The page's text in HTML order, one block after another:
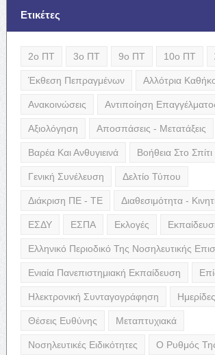
Ετικέτες
2ο ΠΤ 3ο ΠΤ 9ο ΠΤ 10ο ΠΤ
Έκθεση Πεπραγμένων Αλλότρια
Ανακοινώσεις Αντιποίηση
Αξιολόγηση Αποσπάσεις - Μετατάξεις
Βαρέα Και Ανθυγιεινά Βοήθεια Στο Σπίτι
Γενική Συνέλευση Δελτίο Τύπου
Διάκριση ΠΕ - ΤΕ Διαθεσιμότητα -
ΕΣΔΥ ΕΣΠΑ Εκλογές
Ελληνικό Περιοδικό Της Νοσηλευτικής
Ενιαία Πανεπιστημιακή Εκπαίδευση
Ηλεκτρονική Συνταγογράφηση Ημερίδες
Θέσεις Ευθύνης Μεταπτυχιακά
Νοσηλευτικές Ειδικότητες Ο Ρυθμός